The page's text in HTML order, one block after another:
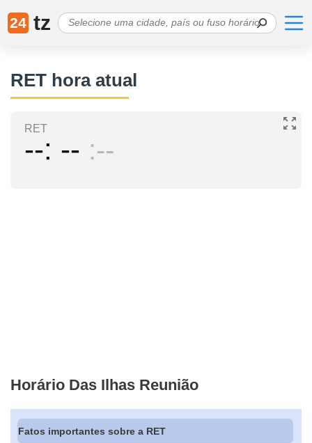
24 tz
RET hora atual
RET
-- -- --
Horário Das Ilhas Reunião
Fatos importantes sobre a RET